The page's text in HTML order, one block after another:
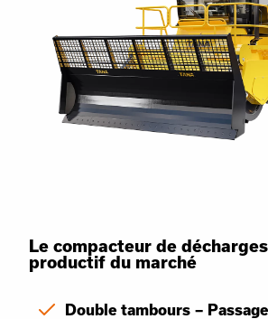
Le compacteur de
productif du marché
Double tambours –